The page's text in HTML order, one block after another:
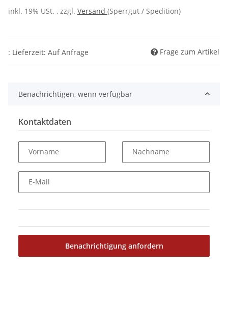
inkl. 19% USt. , zzgl. Versand (Sperrgut / Spedition)
: Lieferzeit: Auf Anfrage Frage zum Artikel
Benachrichtigen, wenn verfügbar
Kontaktdaten
Vorname Nachname
E-Mail
Benachrichtigung anfordern